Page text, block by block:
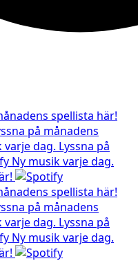
spellista här!
på månadens
varje dag. Lyssna på
Ny musik varje dag.
spellista här!
på månadens
varje dag. Lyssna på
Ny musik varje dag.